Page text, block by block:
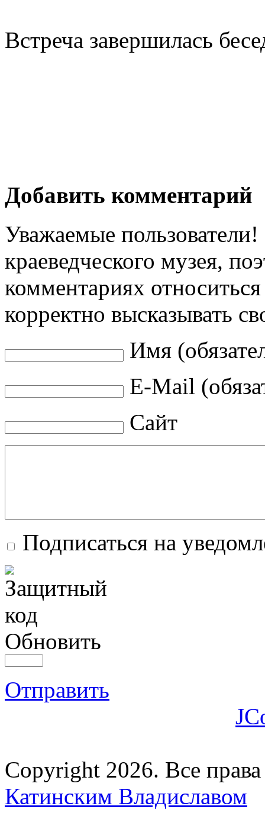
Встреча завершилась
Добавить комментарий
Уважаемые
краеведческого музея,
комментариях
корректно высказывать
Имя
E-Mail
Сайт
Подписаться на
Обновить
Отправить
Copyright 2026. Все
Катинским Владиславом